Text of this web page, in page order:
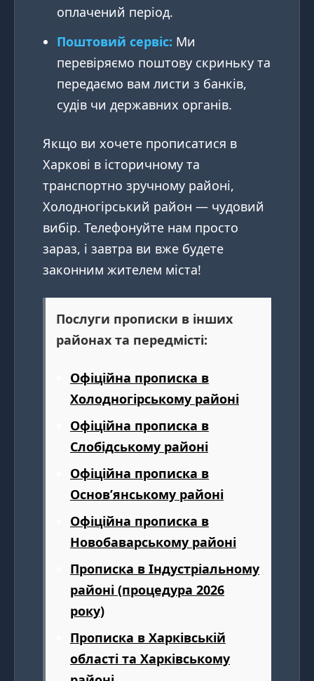
оплачений період.
Поштовий сервіс: Ми
перевіряємо поштову скриньку та
передаємо вам листи з банків,
судів чи державних органів.
Якщо ви хочете прописатися в
Харкові в історичному та
транспортно зручному районі,
Холодногірський район — чудовий
вибір. Телефонуйте нам просто
зараз, і завтра ви вже будете
законним жителем міста!
Послуги прописки в інших
районах та передмісті:
Офіційна прописка в
Холодногірському районі
Офіційна прописка в
Слобідському районі
Офіційна прописка в
Основ’янському районі
Офіційна прописка в
Новобаварському районі
Прописка в Індустріальному
районі (процедура 2026
року)
Прописка в Харківській
області та Харківському